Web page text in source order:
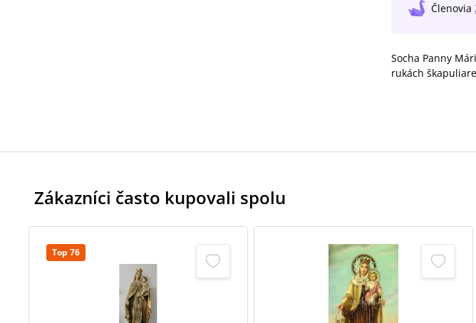
Členovia
Socha Panny
rukách
Zákazníci často kupovali spolu
Top 76